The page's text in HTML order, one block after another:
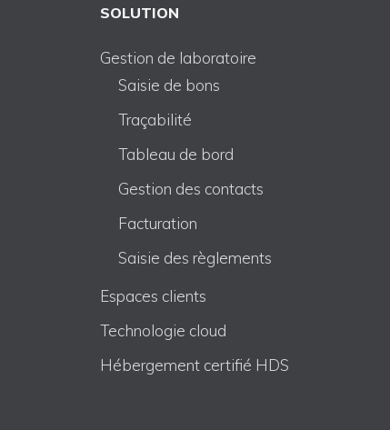
SOLUTION
Gestion de laboratoire
Saisie de bons
Traçabilité
Tableau de bord
Gestion des contacts
Facturation
Saisie des règlements
Espaces clients
Technologie cloud
Hébergement certifié HDS